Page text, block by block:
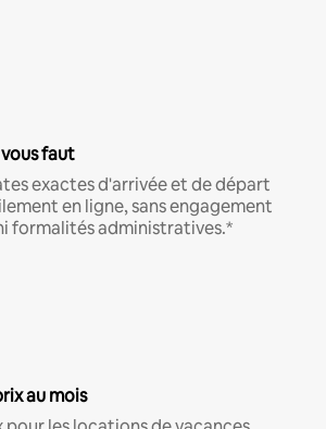
faut
exactes d'arrivée et de départ
en ligne, sans engagement
formalités administratives.*
au mois